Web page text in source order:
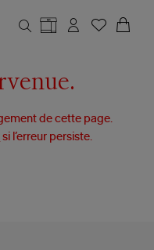
de cette page.
si l’erreur persiste.